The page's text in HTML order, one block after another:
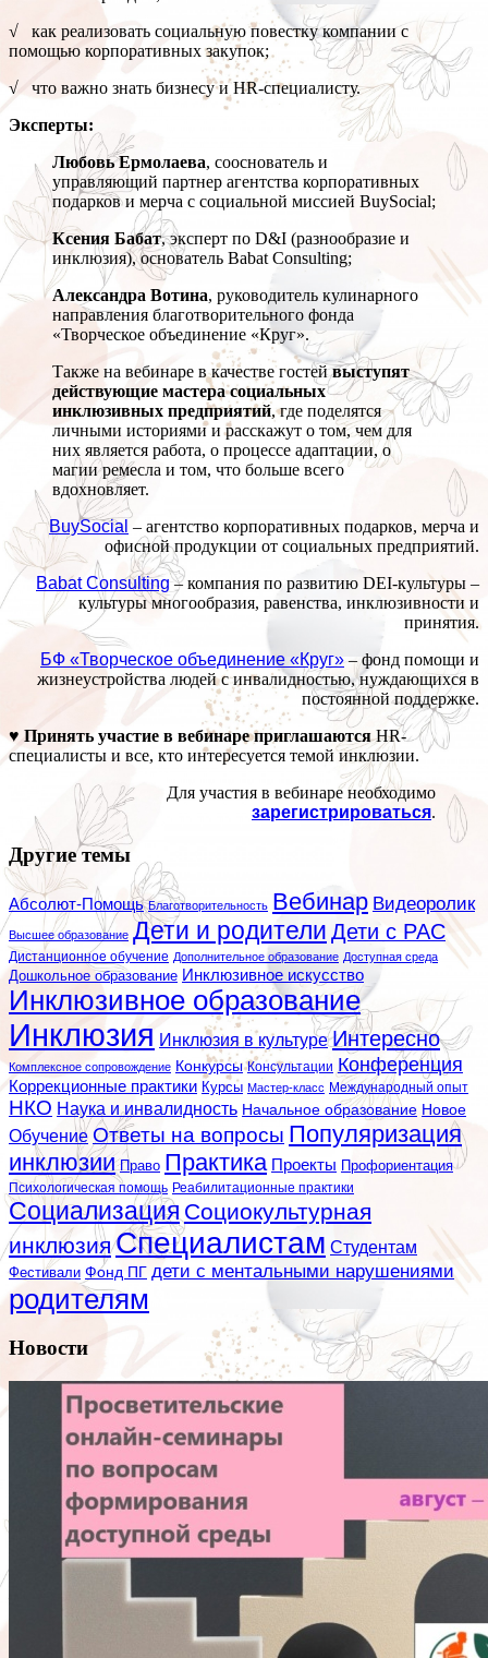
√ как реализовать социальную повестку компании с
помощью корпоративных закупок;
√ что важно знать бизнесу и HR-специалисту.
Эксперты:
Любовь Ермолаева, сооснователь и
управляющий партнер агентства корпоративных
подарков и мерча с социальной миссией BuySocial;
Ксения Бабат, эксперт по D&I (разнообразие и
инклюзия), основатель Babat Consulting;
Александра Вотина, руководитель кулинарного
направления благотворительного фонда
«Творческое объединение «Круг».
Также на вебинаре в качестве гостейвыступят
действующие мастера социальных
инклюзивных предприятий, где поделятся
личными историями и расскажут о том, чем для
них является работа, о процессе адаптации, о
магии ремесла и том, что больше всего
вдохновляет.
BuySocial – агентство корпоративных подарков, мерча и
офисной продукции от социальных предприятий.
Babat Consulting– компания по развитию DEI-культуры –
культуры многообразия, равенства, инклюзивности и
принятия.
БФ «Творческое объединение «Круг»– фонд помощи и
жизнеустройства людей с инвалидностью, нуждающихся в
постоянной поддержке.
♥ Принять участие в вебинаре приглашаютсяHR-
специалисты и все, кто интересуется темой инклюзии.
Для участия в вебинаре необходимо
зарегистрироваться.
Другие темы
Абсолют-Помощь Благотворительность Вебинар Видеоролик
Высшее образование Дети и родители Дети с РАС
Дистанционное обучение Дополнительное образование Доступная среда
Дошкольное образование Инклюзивное искусство
Инклюзивное образование
Инклюзия Инклюзия в культуре Интересно
Комплексное сопровождение Конкурсы Консультации Конференция
Коррекционные практики Курсы Мастер-класс Международный опыт
НКО Наука и инвалидность Начальное образование Новое
Обучение Ответы на вопросы Популяризация
инклюзии Право Практика Проекты Профориентация
Психологическая помощь Реабилитационные практики
Социализация Социокультурная
инклюзия Специалистам Студентам
Фестивали Фонд ПГ дети с ментальными нарушениями
родителям
Новости